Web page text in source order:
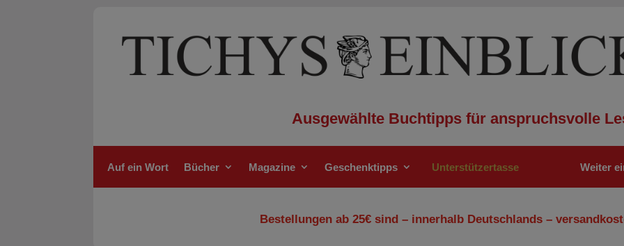
Ausgewählte Buchtipps für anspruchsvolle
Auf ein Wort Bücher Magazine Geschenktipps Unterstützertasse Weiter
Bestellungen ab 25€ sind – innerhalb Deutschlands –